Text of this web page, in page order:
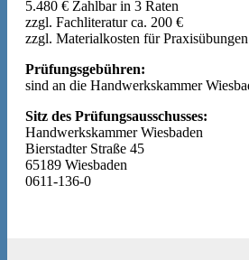
5.480 € Zahlbar in 3 Raten
zzgl. Fachliteratur ca. 200 €
zzgl. Materialkosten für
Prüfungsgebühren:
sind an die Handwerkskammer
Sitz des Prüfungsausschusses:
Handwerkskammer Wiesbaden
Bierstadter Straße 45
65189 Wiesbaden
0611-136-0